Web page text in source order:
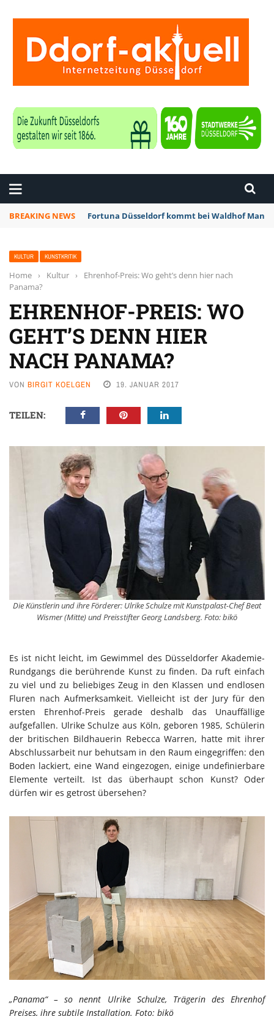
BREAKING NEWS Fortuna Düsseldorf kommt bei Waldhof
KULTUR KUNSTKRITIK
Home › Kultur ›
Ehrenhof-Preis: Wo geht’s denn hier nach
Panama?
EHRENHOF-PREIS: WO
GEHT’S DENN HIER
NACH PANAMA?
VON BIRGIT KOELGEN 19. JANUAR 2017
TEILEN:
Die Künstlerin und ihre Förderer: Ulrike Schulze mit Kunstpalast-Chef Beat
Wismer (Mitte) und Preisstifter Georg Landsberg. Foto: bikö
Es ist nicht leicht, im Gewimmel des Düsseldorfer Akademie-
Rundgangs die berührende Kunst zu finden. Da ruft einfach
zu viel und zu beliebiges Zeug in den Klassen und endlosen
Fluren nach Aufmerksamkeit. Vielleicht ist der Jury für den
ersten Ehrenhof-Preis gerade deshalb das Unauffällige
aufgefallen. Ulrike Schulze aus Köln, geboren 1985, Schülerin
der britischen Bildhauerin Rebecca Warren, hatte mit ihrer
Abschlussarbeit nur behutsam in den Raum eingegriffen: den
Boden lackiert, eine Wand eingezogen, einige undefinierbare
Elemente verteilt. Ist das überhaupt schon Kunst? Oder
dürfen wir es getrost übersehen?
„Panama“ – so nennt Ulrike Schulze, Trägerin des Ehrenhof
Preises, ihre subtile Installation. Foto: bikö